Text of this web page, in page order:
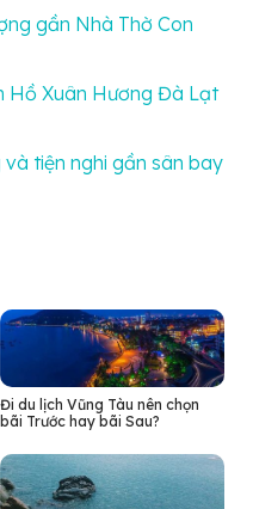
gần Nhà Thờ Con
Hồ Xuân Hương Đà Lạt
tiện nghi gần sân bay
Đi du lịch Vũng Tàu nên chọn
bãi Trước hay bãi Sau?